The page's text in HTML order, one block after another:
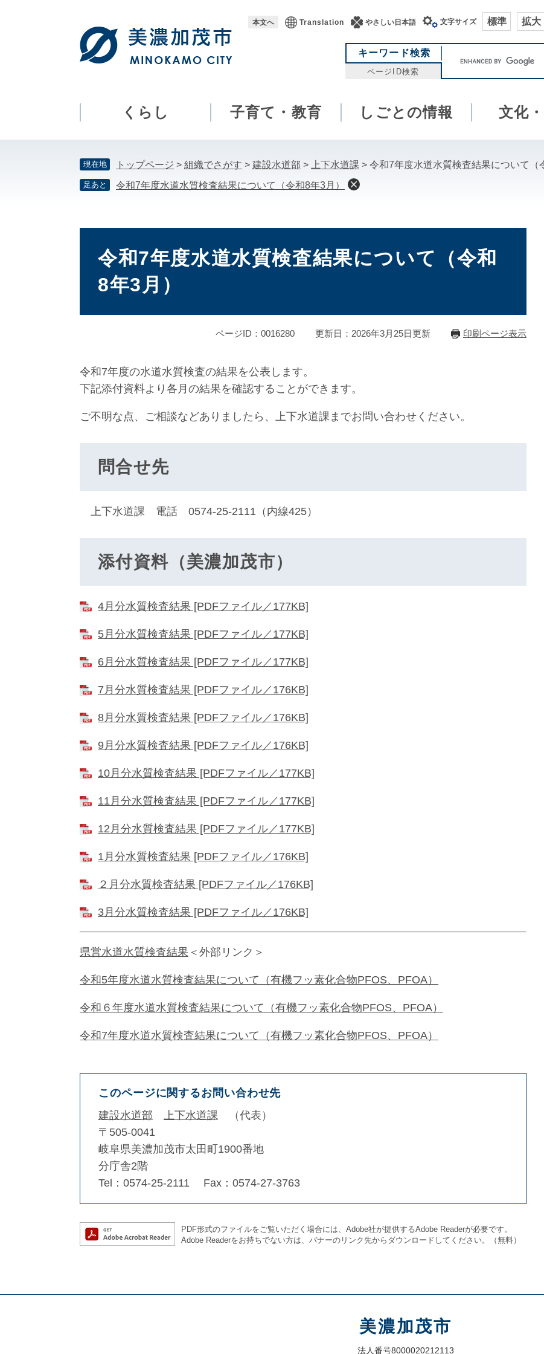
本
本文へ Translation やさしい日本語 文字サイズ 標準 拡大
キーワード検索
ページID検索
ワ
ド
索
くらし 子育て・教育 しごとの情報 文化
現在地 トップページ > 組織でさがす > 建設水道部 > 上下水道課 > 令和7年度水道水質検査結果について（
足あと 令和7年度水道水質検査結果について（令和8年3月）
令和7年度水道水質検査結果について（令和
8年3月）
ページID：0016280 更新日：2026年3月25日更新 印刷ページ表示
令和7年度の水道水質検査の結果を公表します。
下記添付資料より各月の結果を確認することができます。
ご不明な点、ご相談などありましたら、上下水道課までお問い合わせください。
問合せ先
上下水道課 電話 0574-25-2111（内線425）
添付資料（美濃加茂市）
4月分水質検査結果 [PDFファイル／177KB]
5月分水質検査結果 [PDFファイル／177KB]
6月分水質検査結果 [PDFファイル／177KB]
7月分水質検査結果 [PDFファイル／176KB]
8月分水質検査結果 [PDFファイル／176KB]
9月分水質検査結果 [PDFファイル／176KB]
10月分水質検査結果 [PDFファイル／177KB]
11月分水質検査結果 [PDFファイル／177KB]
12月分水質検査結果 [PDFファイル／177KB]
1月分水質検査結果 [PDFファイル／176KB]
２月分水質検査結果 [PDFファイル／176KB]
3月分水質検査結果 [PDFファイル／176KB]
県営水道水質検査結果 ＜外部リンク＞
令和5年度水道水質検査結果について（有機フッ素化合物PFOS、PFOA）
令和６年度水道水質検査結果について（有機フッ素化合物PFOS、PFOA）
令和7年度水道水質検査結果について（有機フッ素化合物PFOS、PFOA）
このページに関するお問い合わせ先
建設水道部
上下水道課
代表
〒505-0041
岐阜県美濃加茂市太田町1900番地
分庁舎2階
Tel：0574-25-2111
Fax：0574-27-3763
PDF形式のファイルをご覧いただく場合には、Adobe社が提供するAdobe Readerが必要です。
Adobe Readerをお持ちでない方は、バナーのリンク先からダウンロードしてください。（無料）
美濃加茂市
法人番号8000020212113